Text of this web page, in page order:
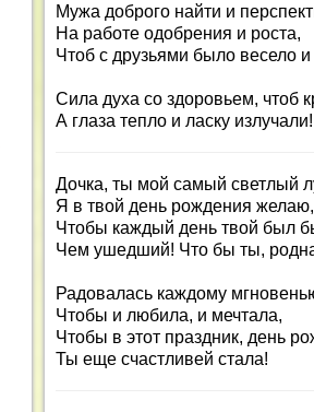
Мужа доброго найти и
На работе одобрения и роста,
Чтоб с друзьями было весело и
Сила духа со здоровьем, чтоб
А глаза тепло и ласку излучали!
Дочка, ты мой самый светлый
Я в твой день рождения желаю,
Чтобы каждый день твой был
Чем ушедший! Что бы ты,
Радовалась каждому
Чтобы и любила, и мечтала,
Чтобы в этот праздник, день
Ты еще счастливей стала!